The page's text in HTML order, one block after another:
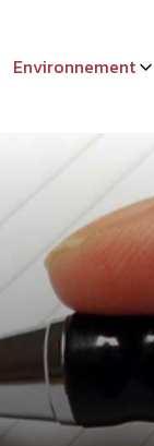
Environnement